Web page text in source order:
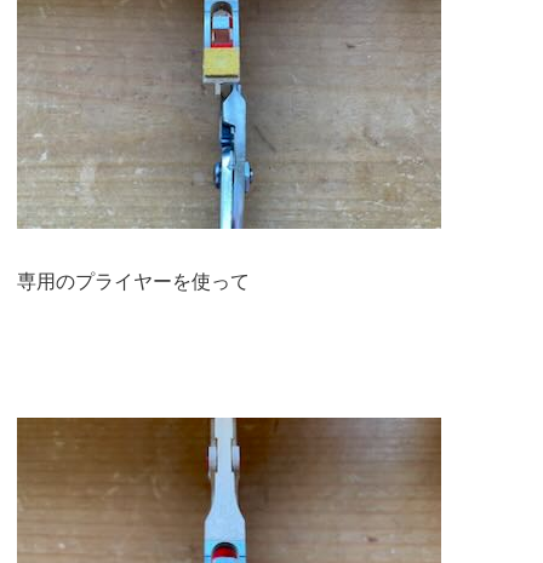
専用のプライヤーを使って